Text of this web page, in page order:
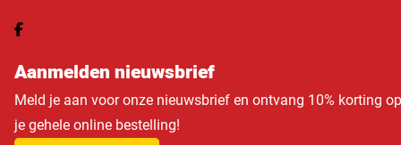
Aanmelden nieuwsbrief
Meld je aan voor onze nieuwsbrief en ontvang 10% korting op
je gehele online bestelling!